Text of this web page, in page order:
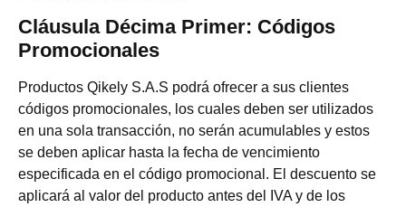
Cláusula Décima Primer: Códigos
Promocionales
Productos Qikely S.A.S podrá ofrecer a sus clientes
códigos promocionales, los cuales deben ser utilizados
en una sola transacción, no serán acumulables y estos
se deben aplicar hasta la fecha de vencimiento
especificada en el código promocional. El descuento se
aplicará al valor del producto antes del IVA y de los